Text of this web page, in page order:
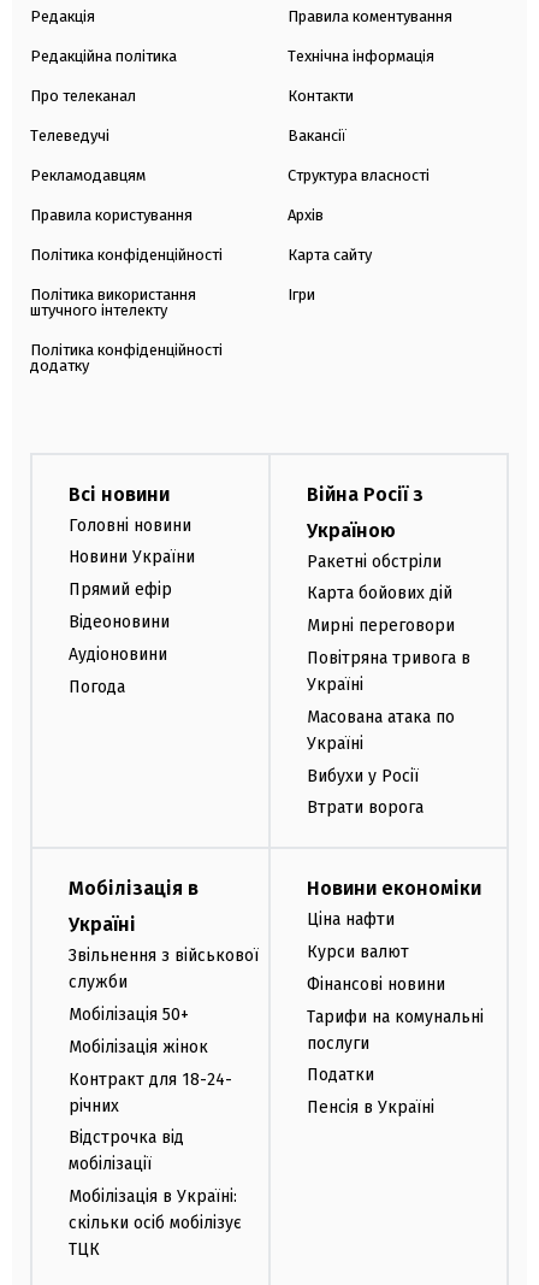
Редакція
Редакційна політика
Про телеканал
Телеведучі
Рекламодавцям
Правила користування
Політика конфіденційності
Політика використання
штучного інтелекту
Політика конфіденційності
додатку
Правила коментування
Технічна інформація
Контакти
Вакансії
Структура власності
Архів
Карта сайту
Ігри
Всі новини
Головні новини
Новини України
Прямий ефір
Відеоновини
Аудіоновини
Погода
Війна Росії з
Україною
Ракетні обстріли
Карта бойових дій
Мирні переговори
Повітряна тривога в
Україні
Масована атака по
Україні
Вибухи у Росії
Втрати ворога
Мобілізація в
Україні
Звільнення з військової
служби
Мобілізація 50+
Мобілізація жінок
Контракт для 18-24-
річних
Відстрочка від
мобілізації
Мобілізація в Україні:
скільки осіб мобілізує
ТЦК
Новини економіки
Ціна нафти
Курси валют
Фінансові новини
Тарифи на комунальні
послуги
Податки
Пенсія в Україні